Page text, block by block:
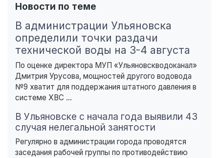
Новости по теме
В администрации Ульяновска
определили точки раздачи
технической воды на 3-4 августа
По оценке директора МУП «Ульяновскводоканал»
Дмитрия Урусова, мощностей другого водовода
№9 хватит для поддержания штатного давления в
системе ХВС ...
В Ульяновске с начала года выявили 43
случая нелегальной занятости
Регулярно в администрации города проводятся
заседания рабочей группы по противодействию